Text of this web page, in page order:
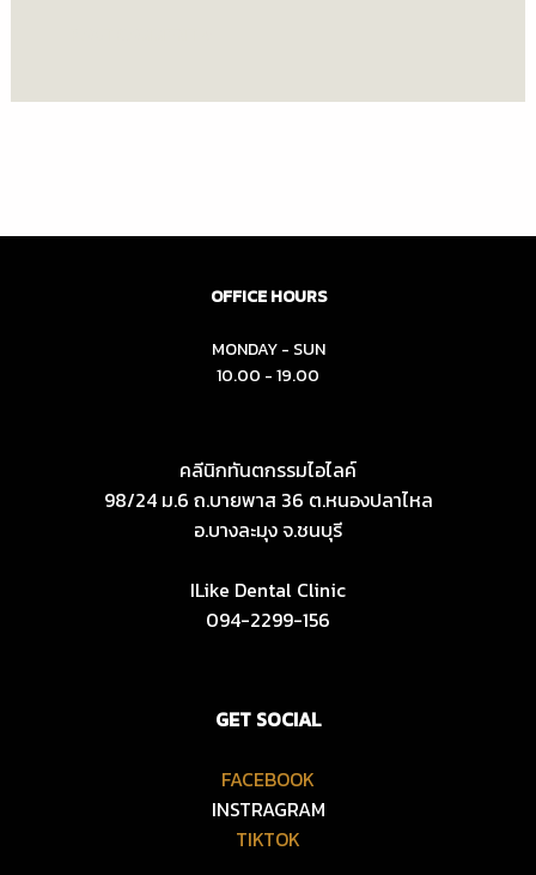
OFFICE HOURS
MONDAY - SUN
10.00 - 19.00
คลีนิกทันตกรรมไอไลค์
98/24 ม.6 ถ.บายพาส 36 ต.หนองปลาไหล
อ.บางละมุง จ.ชนบุรี
ILike Dental Clinic
094-2299-156
GET SOCIAL
FACEBOOK
INSTRAGRAM
TIKTOK